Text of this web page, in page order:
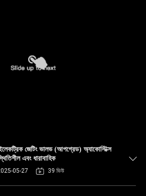
জেটিং ভালভ (আপগ্রেড) অ্যাকোস্টিক্স
এবং ধারাবাহিক
05-27 39 ভিউ